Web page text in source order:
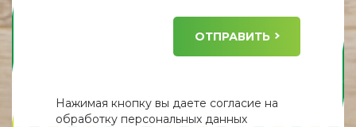
ОТПРАВИТЬ
Нажимая кнопку вы даете согласие на
обработку персональных данных